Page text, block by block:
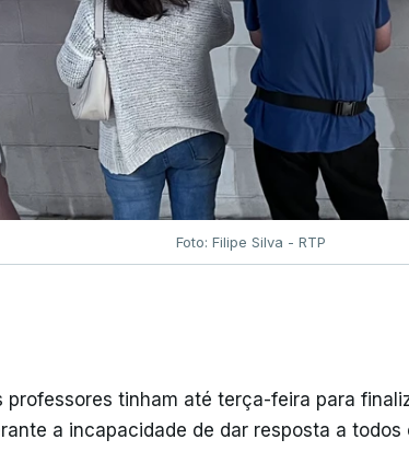
Foto: Filipe Silva - RTP
professores tinham até terça-feira para
a incapacidade de dar resposta a todos